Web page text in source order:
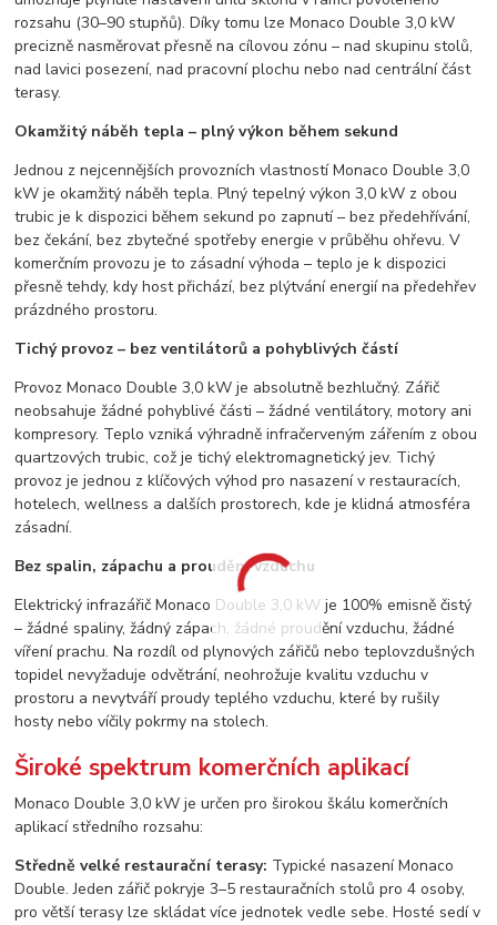
rozsahu (30–90 stupňů). Díky tomu lze Monaco Double 3,0 kW
precizně nasměrovat přesně na cílovou zónu – nad skupinu stolů,
nad lavici posezení, nad pracovní plochu nebo nad centrální část
terasy.
Okamžitý náběh tepla – plný výkon během sekund
Jednou z nejcennějších provozních vlastností Monaco Double 3,0
kW je okamžitý náběh tepla. Plný tepelný výkon 3,0 kW z obou
trubic je k dispozici během sekund po zapnutí – bez předehřívání,
bez čekání, bez zbytečné spotřeby energie v průběhu ohřevu. V
komerčním provozu je to zásadní výhoda – teplo je k dispozici
přesně tehdy, kdy host přichází, bez plýtvání energií na předehřev
prázdného prostoru.
Tichý provoz – bez ventilátorů a pohyblivých částí
Provoz Monaco Double 3,0 kW je absolutně bezhlučný. Zářič
neobsahuje žádné pohyblivé části – žádné ventilátory, motory ani
kompresory. Teplo vzniká výhradně infračerveným zářením z obou
quartzových trubic, což je tichý elektromagnetický jev. Tichý
provoz je jednou z klíčových výhod pro nasazení v restauracích,
hotelech, wellness a dalších prostorech, kde je klidná atmosféra
zásadní.
Bez spalin, zápachu a proudění vzduchu
Elektrický infrazářič Monaco Double 3,0 kW je 100% emisně čistý
– žádné spaliny, žádný zápach, žádné proudění vzduchu, žádné
víření prachu. Na rozdíl od plynových zářičů nebo teplovzdušných
topidel nevyžaduje odvětrání, neohrožuje kvalitu vzduchu v
prostoru a nevytváří proudy teplého vzduchu, které by rušily
hosty nebo víčily pokrmy na stolech.
Široké spektrum komerčních aplikací
Monaco Double 3,0 kW je určen pro širokou škálu komerčních
aplikací středního rozsahu:
Středně velké restaurační terasy: Typické nasazení Monaco
Double. Jeden zářič pokryje 3–5 restauračních stolů pro 4 osoby,
pro větší terasy lze skládat více jednotek vedle sebe. Hosté sedí v